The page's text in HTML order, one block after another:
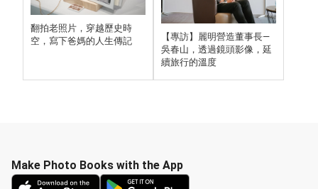
翻拍老照片，穿越歷史時
空，寫下爸媽的人生傳記
【專訪】麗明營造董事長—
吳春山，透過鏡頭影像，延
續旅行的溫度
Make Photo Books with the App